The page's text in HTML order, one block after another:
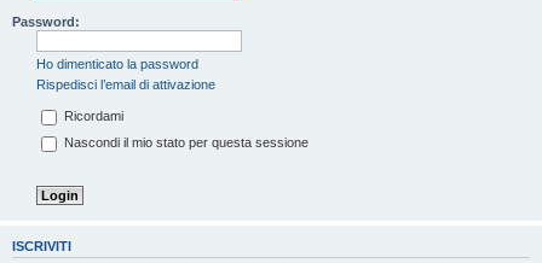
Password:
Ho dimenticato la password
Rispedisci l’email di attivazione
Ricordami
Nascondi il mio stato per questa sessione
ISCRIVITI